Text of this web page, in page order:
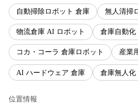
自動掃除ロボット 倉庫 無人清掃
物流倉庫 AI ロボット 倉庫自動化
コカ・コーラ 倉庫ロボット 産業
AI ハードウェア 倉庫 倉庫無人化
位置情報